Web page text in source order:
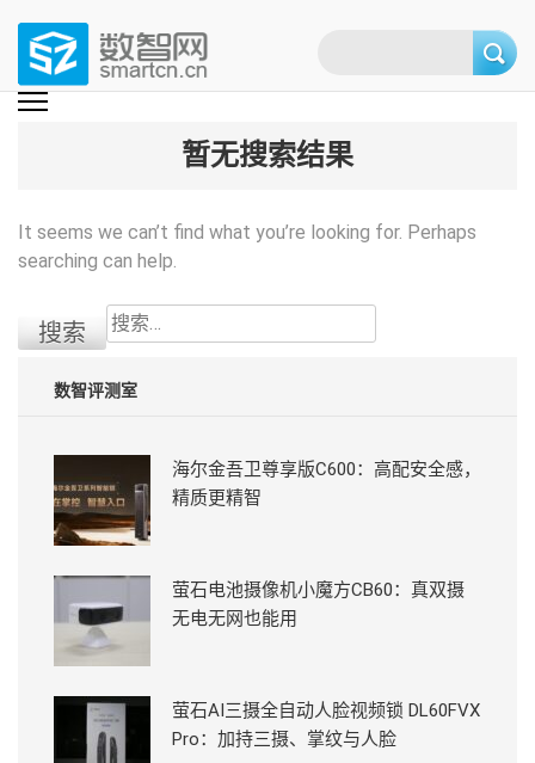
content
(Press
数智网
智能家居第一资讯门户 | 智能家居系统，智能家居产品，智能家居解决方
暂无搜索结果
It seems we can’t find what you’re looking for. Perhaps
searching can help.
搜
索：
数智评测室
海尔金吾卫尊享版C600：高配安全感，
精质更精智
萤石电池摄像机小魔方CB60：真双摄
无电无网也能用
萤石AI三摄全自动人脸视频锁 DL60FVX
Pro：加持三摄、掌纹与人脸